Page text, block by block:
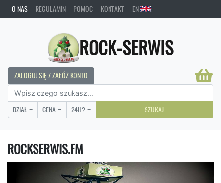
O NAS REGULAMIN POMOC KONTAKT EN
ROCK-SERWIS
ZALOGUJ SIĘ / ZAŁÓŻ KONTO
DZIAŁ CENA 24H? SZUKAJ
ROCKSERWIS.FM